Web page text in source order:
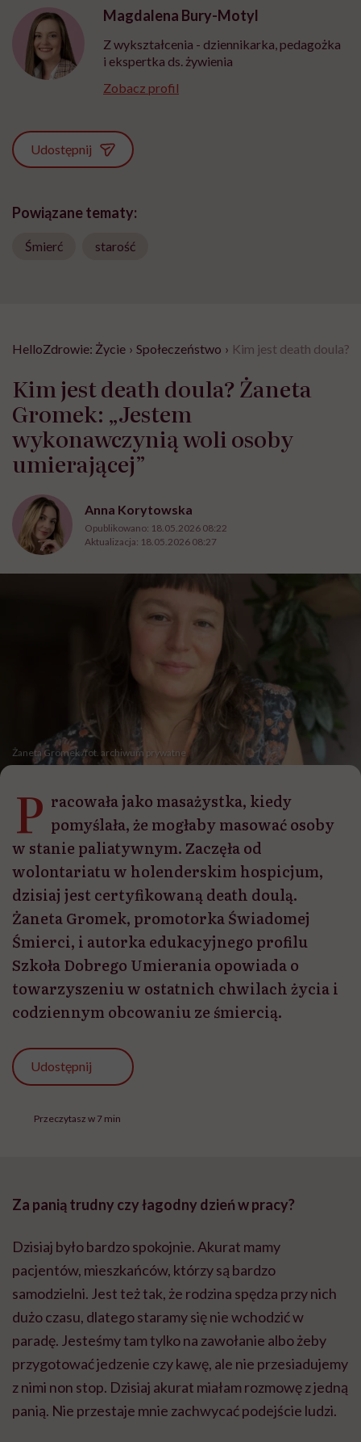
Magdalena Bury-Motyl
Z wykształcenia - dziennikarka, pedagożka
i ekspertka ds. żywienia
Zobacz profil
Udostępnij
Powiązane tematy:
Śmierć starość
HelloZdrowie: Życie › Społeczeństwo › Kim jest death doula?
Kim jest death doula? Żaneta
Gromek: „Jestem
wykonawczynią woli osoby
umierającej”
Anna Korytowska
Opublikowano: 18.05.2026 08:22
Aktualizacja: 18.05.2026 08:27
Żaneta Gromek /fot. archiwum prywatne
P racowała jako masażystka, kiedy
pomyślała, że mogłaby masować osoby
w stanie paliatywnym. Zaczęła od
wolontariatu w holenderskim hospicjum,
dzisiaj jest certyfikowaną death doulą.
Żaneta Gromek, promotorka Świadomej
Śmierci, i autorka edukacyjnego profilu
Szkoła Dobrego Umierania opowiada o
towarzyszeniu w ostatnich chwilach życia i
codziennym obcowaniu ze śmiercią.
Udostępnij
Przeczytasz w 7 min
Za panią trudny czy łagodny dzień w pracy?
Dzisiaj było bardzo spokojnie. Akurat mamy
pacjentów, mieszkańców, którzy są bardzo
samodzielni. Jest też tak, że rodzina spędza przy nich
dużo czasu, dlatego staramy się nie wchodzić w
paradę. Jesteśmy tam tylko na zawołanie albo żeby
przygotować jedzenie czy kawę, ale nie przesiadujemy
z nimi non stop. Dzisiaj akurat miałam rozmowę z jedną
panią. Nie przestaje mnie zachwycać podejście ludzi.